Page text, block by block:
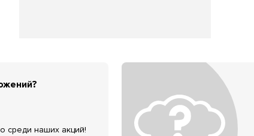
среди наших акций!